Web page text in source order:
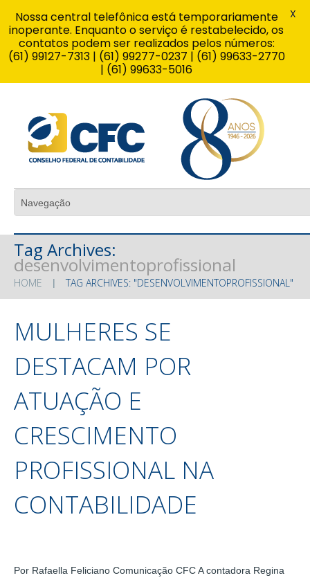
Tag Archives:
desenvolvimentoprofissional
HOME TAG ARCHIVES: "DESENVOLVIMENTOPROFISSIONAL"
MULHERES SE
DESTACAM POR
ATUAÇÃO E
CRESCIMENTO
PROFISSIONAL NA
CONTABILIDADE
Por Rafaella Feliciano Comunicação CFC A contadora Regina
Nossa central telefônica está temporariamente
inoperante. Enquanto o serviço é restabelecido, os
contatos podem ser realizados pelos números:
(61) 99127-7313 | (61) 99277-0237 | (61) 99633-2770
| (61) 99633-5016
X